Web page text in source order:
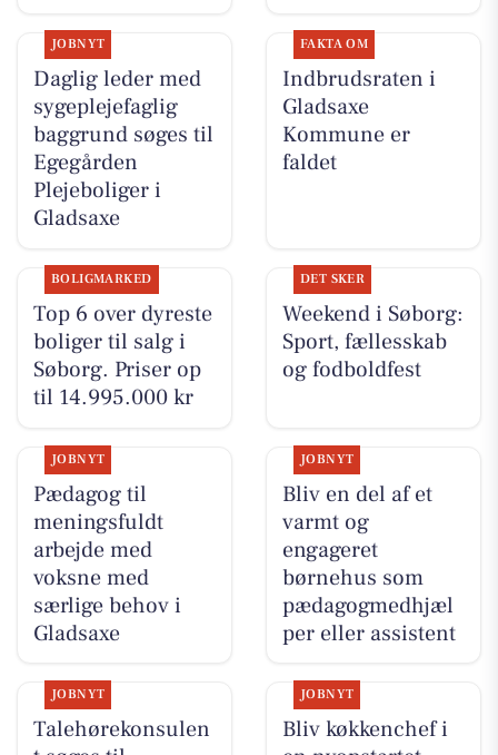
JOBNYT
Daglig leder med
sygeplejefaglig
baggrund søges til
Egegården
Plejeboliger i
Gladsaxe
FAKTA OM
Indbrudsraten i
Gladsaxe
Kommune er
faldet
BOLIGMARKED
Top 6 over dyreste
boliger til salg i
Søborg. Priser op
til 14.995.000 kr
DET SKER
Weekend i Søborg:
Sport, fællesskab
og fodboldfest
JOBNYT
Pædagog til
meningsfuldt
arbejde med
voksne med
særlige behov i
Gladsaxe
JOBNYT
Bliv en del af et
varmt og
engageret
børnehus som
pædagogmedhjæl
per eller assistent
JOBNYT
Talehørekonsulen
JOBNYT
Bliv køkkenchef i